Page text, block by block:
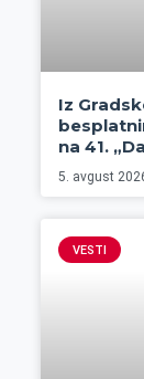
Iz
na 41.
5. avgust
VESTI